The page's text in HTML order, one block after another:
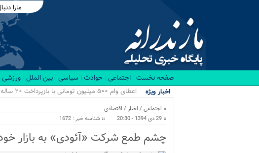
مارا
صفحه نخست اجتماعی حوادث سیاسی بین الملل ورزشی
اخبار ویژه اعطای وام ۵۰۰ میلیون تومانی با بازپرداخت ۲۰ ساله برای نوسازی منازل/ اجرای طرح ها...
اجتماعی / اخبار / اقتصادی
29 دی 1394 - 20:30
شناسه خبر : 1672
چشم طمع شرکت «آئودی» به بازار